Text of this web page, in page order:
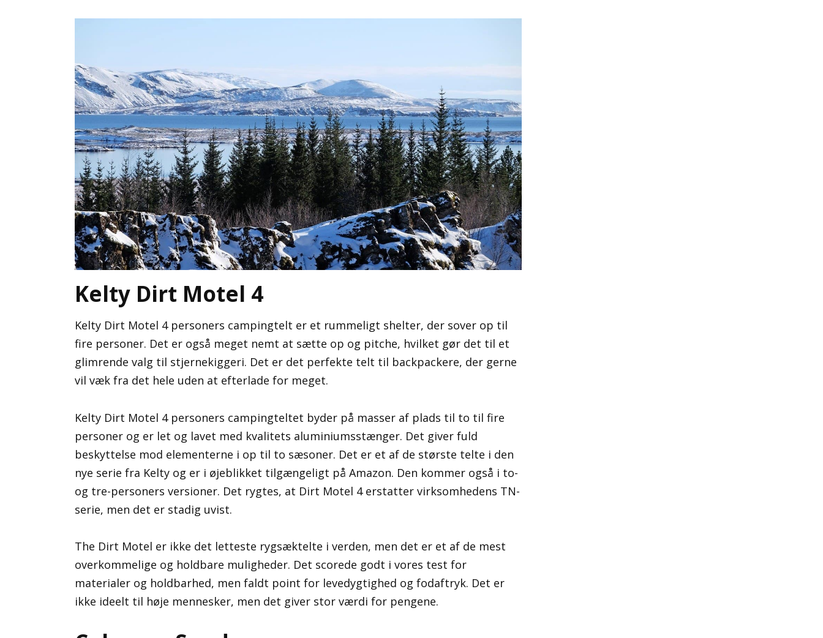
Kelty Dirt Motel 4
Kelty Dirt Motel 4 personers campingtelt er et rummeligt shelter, der sover op til
fire personer. Det er også meget nemt at sætte op og pitche, hvilket gør det til et
glimrende valg til stjernekiggeri. Det er det perfekte telt til backpackere, der gerne
vil væk fra det hele uden at efterlade for meget.
Kelty Dirt Motel 4 personers campingteltet byder på masser af plads til to til fire
personer og er let og lavet med kvalitets aluminiumsstænger. Det giver fuld
beskyttelse mod elementerne i op til to sæsoner. Det er et af de største telte i den
nye serie fra Kelty og er i øjeblikket tilgængeligt på Amazon. Den kommer også i to-
og tre-personers versioner. Det rygtes, at Dirt Motel 4 erstatter virksomhedens TN-
serie, men det er stadig uvist.
The Dirt Motel er ikke det letteste rygsæktelte i verden, men det er et af de mest
overkommelige og holdbare muligheder. Det scorede godt i vores test for
materialer og holdbarhed, men faldt point for levedygtighed og fodaftryk. Det er
ikke ideelt til høje mennesker, men det giver stor værdi for pengene.